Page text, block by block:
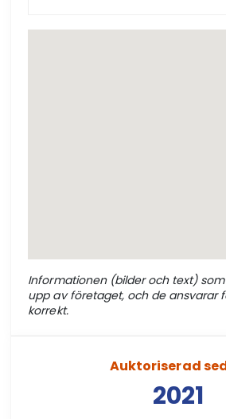
Informationen (bilder och text)
upp av företaget, och de ansvarar
korrekt.
Auktoriserad
2021